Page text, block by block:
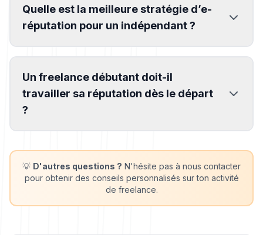
Quelle est la meilleure stratégie d’e-
réputation pour un indépendant ?
Un freelance débutant doit-il
travailler sa réputation dès le départ
?
💡 D'autres questions ? N'hésite pas à nous contacter
pour obtenir des conseils personnalisés sur ton activité
de freelance.